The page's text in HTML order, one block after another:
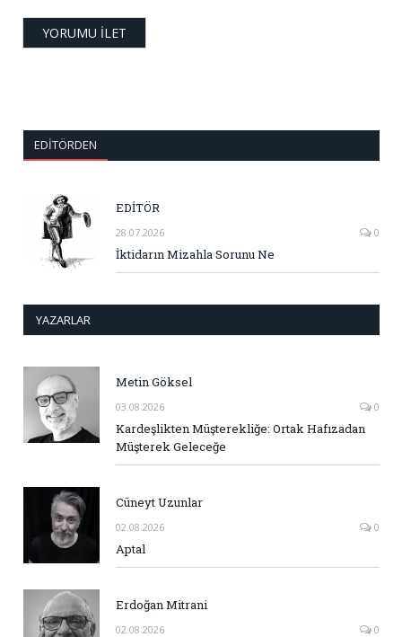
EDITÖRDEN
EDİTÖR
28.07.2026 0
İktidarın Mizahla Sorunu Ne
YAZARLAR
Metin Göksel
03.08.2026 0
Kardeşlikten Müşterekliğe: Ortak Hafızadan
Müşterek Geleceğe
Cüneyt Uzunlar
02.08.2026 0
Aptal
Erdoğan Mitrani
02.08.2026 0